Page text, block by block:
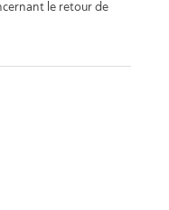
le retour de